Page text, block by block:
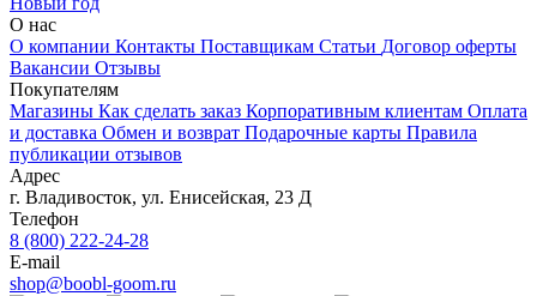
О нас
О компании Контакты Поставщикам Статьи Договор оферты
Вакансии Отзывы
Покупателям
Магазины Как сделать заказ Корпоративным клиентам Оплата
и доставка Обмен и возврат Подарочные карты Правила
публикации отзывов
Адрес
г. Владивосток, ул. Енисейская, 23 Д
Телефон
8 (800) 222-24-28
E-mail
shop@boobl-goom.ru